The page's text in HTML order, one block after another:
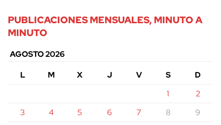
PUBLICACIONES MENSUALES, MINUTO A
MINUTO
AGOSTO 2026
L
M X J V S
D
1
2
3
4 5 6 7 8
9